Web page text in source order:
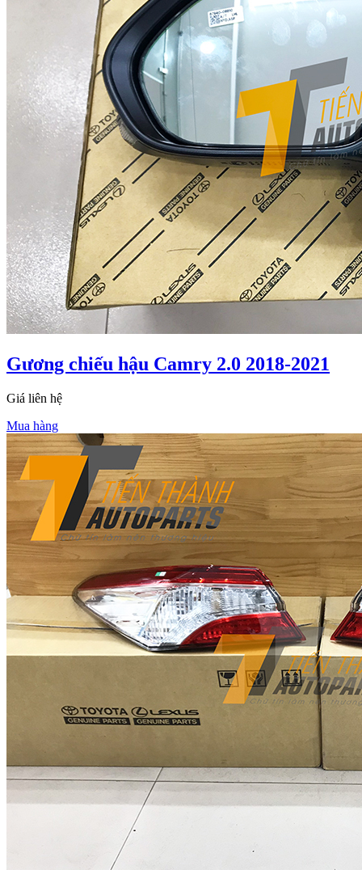
Gương chiếu hậu Camry 2.0 2018-2021
Giá liên hệ
Mua hàng